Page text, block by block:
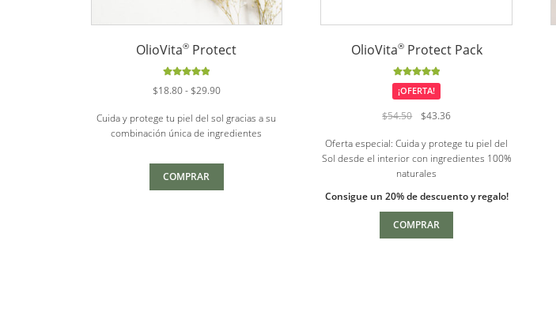
OlioVita® Protect
5.00
$18.80- $29.90Rango
precios:
desde
hasta
Cuida y protege tu piel del sol gracias a su
combinación única de ingredientes
COMPRAR
OlioVita®Protect Pack
Valorado
con
¡OFERTA!
$54.50
El
original
era:
$54.50.
$43.36El
actual
es:
Oferta especial: Cuida y protege tu piel del
Sol desde el interior con ingredientes 100%
naturales
Consigue un 20% de descuento y regalo!
COMPRAR